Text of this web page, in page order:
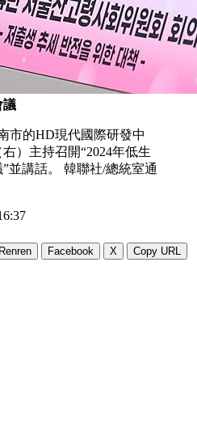
議
市的HD現代國際研發中
）主持召開“2024年低生
並講話。 韓聯社/總統室通
Renren Facebook X Copy URL